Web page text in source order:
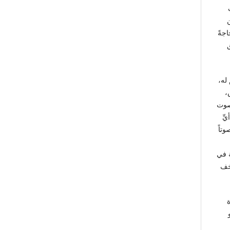
صوت
في